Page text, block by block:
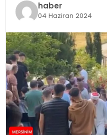
OTOMOBIL
haber
04 Haziran 2024